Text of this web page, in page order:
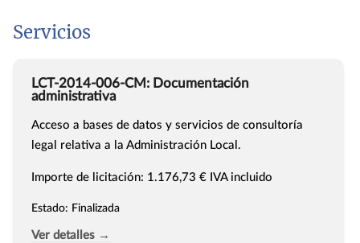
Servicios
LCT-2014-006-CM: Documentación
administrativa
Acceso a bases de datos y servicios de consultoría
legal relativa a la Administración Local.
Importe de licitación: 1.176,73 € IVA incluido
Estado: Finalizada
Ver detalles →